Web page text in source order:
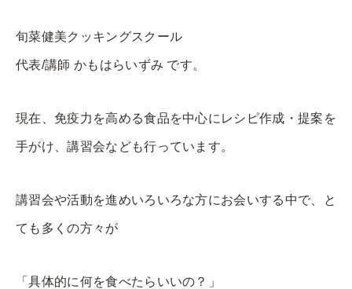
旬菜健美クッキングスクール
代表/講師 かもはらいずみ です。
現在、免疫力を高める食品を中心にレシピ作成・提案を
手がけ、講習会なども行っています。
講習会や活動を進めいろいろな方にお会いする中で、と
ても多くの方々が
「具体的に何を食べたらいいの？」